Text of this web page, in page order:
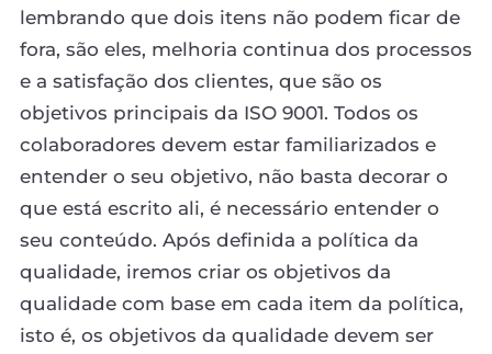
lembrando que dois itens não podem ficar de
fora, são eles, melhoria continua dos processos
e a satisfação dos clientes, que são os
objetivos principais da ISO 9001. Todos os
colaboradores devem estar familiarizados e
entender o seu objetivo, não basta decorar o
que está escrito ali, é necessário entender o
seu conteúdo. Após definida a política da
qualidade, iremos criar os objetivos da
qualidade com base em cada item da política,
isto é, os objetivos da qualidade devem ser